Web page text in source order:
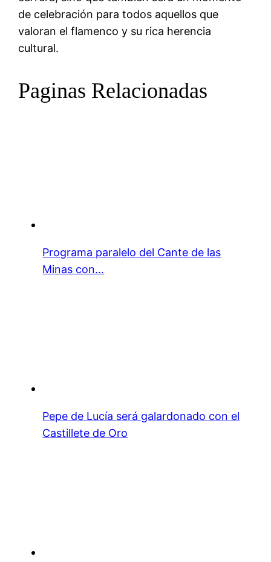
de celebración para todos aquellos que
valoran el flamenco y su rica herencia
cultural.
Paginas Relacionadas
Programa paralelo del Cante de las
Minas con…
Pepe de Lucía será galardonado con el
Castillete de Oro